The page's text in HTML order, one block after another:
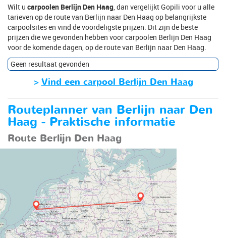
Wilt u carpoolen Berlijn Den Haag , dan vergelijkt Gopili voor u alle
tarieven op de route van Berlijn naar Den Haag op belangrijkste
carpoolsites en vind de voordeligste prijzen. Dit zijn de beste
prijzen die we gevonden hebben voor carpoolen Berlijn Den Haag
voor de komende dagen, op de route van Berlijn naar Den Haag.
Geen resultaat gevonden
> Vind een carpool Berlijn Den Haag
Routeplanner van Berlijn naar Den
Haag - Praktische informatie
Route Berlijn Den Haag